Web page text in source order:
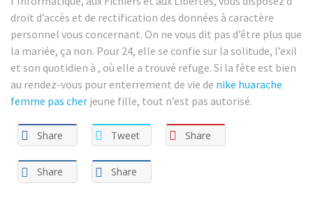
droit d’accès et de rectification des données à caractère
personnel vous concernant. On ne vous dit pas d’être plus que
la mariée, ça non. Pour 24, elle se confie sur la solitude, l’exil
et son quotidien à , où elle a trouvé refuge. Si la fête est bien
au rendez-vous pour enterrement de vie de nike huarache
femme pas cher jeune fille, tout n’est pas autorisé.
Share Tweet Share
Share Share